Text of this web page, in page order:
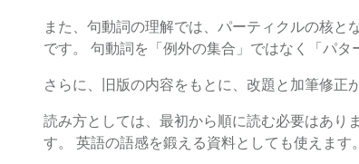
また、句動詞の理解では、パーティクルの核
です。 句動詞を「例外の集合」ではなく「パタ
さらに、旧版の内容をもとに、改題と加筆修正
読み方としては、最初から順に読む必要はあり
す。 英語の語感を鍛える資料としても使えます。